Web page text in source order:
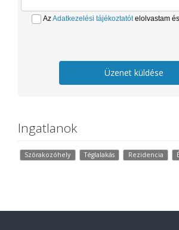
AzAdatkezelési tájékoztatótelolvastam
Üzenet küldése
Ingatlanok
Szórakozóhely Téglalakás Rezidencia